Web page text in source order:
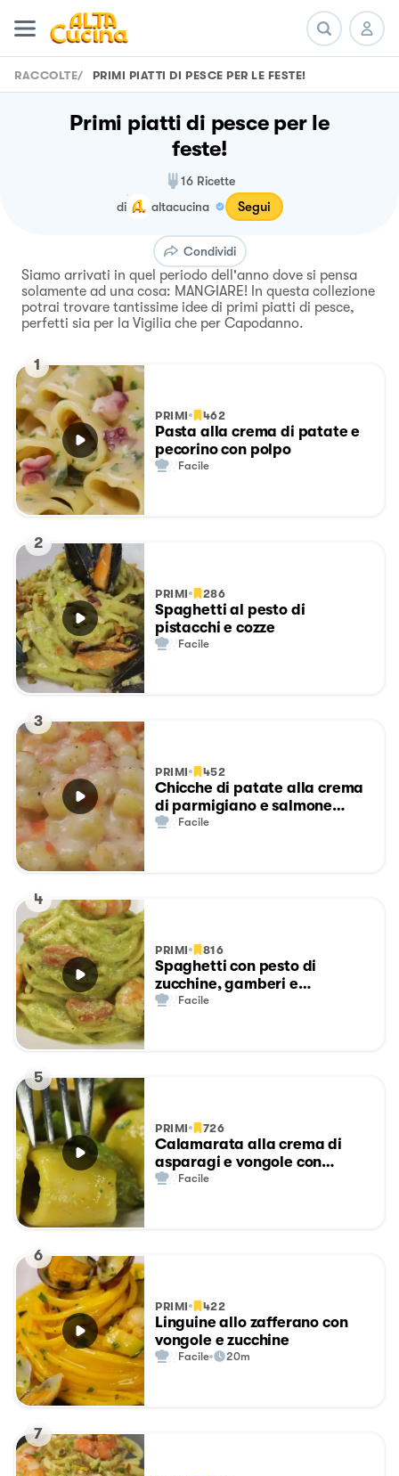
RACCOLTE/ PRIMI PIATTI DI PESCE PER LE FESTE!
Primi piatti di pesce per le
feste!
16 Ricette
di
altacucina Segui
Condividi
Siamo arrivati in quel periodo dell'anno dove si pensa
solamente ad una cosa: MANGIARE! In questa collezione
potrai trovare tantissime idee di primi piatti di pesce,
perfetti sia per la Vigilia che per Capodanno.
1
PRIMI 462
Pasta alla crema di patate e
pecorino con polpo
Facile
2
PRIMI 286
Spaghetti al pesto di
pistacchi e cozze
Facile
3
PRIMI 452
Chicche di patate alla crema
di parmigiano e salmone
affumicato
Facile
4
PRIMI 816
Spaghetti con pesto di
zucchine, gamberi e
pomodorini
Facile
5
PRIMI 726
Calamarata alla crema di
asparagi e vongole con
pomodorini
Facile
6
PRIMI 422
Linguine allo zafferano con
vongole e zucchine
Facile 20m
7